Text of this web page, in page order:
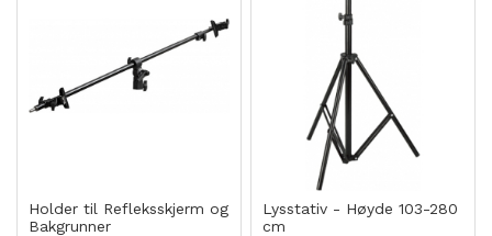
Holder til Refleksskjerm og
Bakgrunner
Lysstativ - Høyde 103-280
cm